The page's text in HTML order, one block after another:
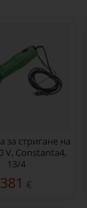
стригане на
V, Constanta4,
13/4
381 €